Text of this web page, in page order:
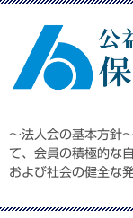
～法人会の基本方針
て、会員の積極的な
および社会の健全な